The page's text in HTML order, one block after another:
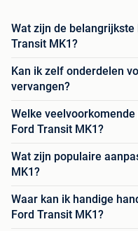
Wat zijn de
Transit MK1?
Kan ik zelf onderdelen
vervangen?
Welke
Ford Transit MK1?
Wat zijn populaire
MK1?
Waar kan ik handige
Ford Transit MK1?